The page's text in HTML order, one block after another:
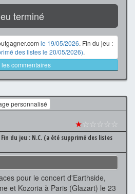
terminé
le 19/05/2026. Fin du jeu :
des listes le 20/05/2026).
les commentaires
personnalisé
★☆☆☆☆☆
Fin du jeu : N.C. (a été supprimé des listes
pour le concert d'Earthside,
et Kozoria à Paris (Glazart) le 23